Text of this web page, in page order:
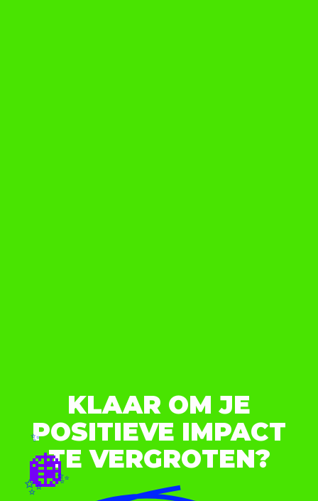
🪩
✨
✨
✨
KLAAR OM JE
POSITIEVE IMPACT
TE VERGROTEN?